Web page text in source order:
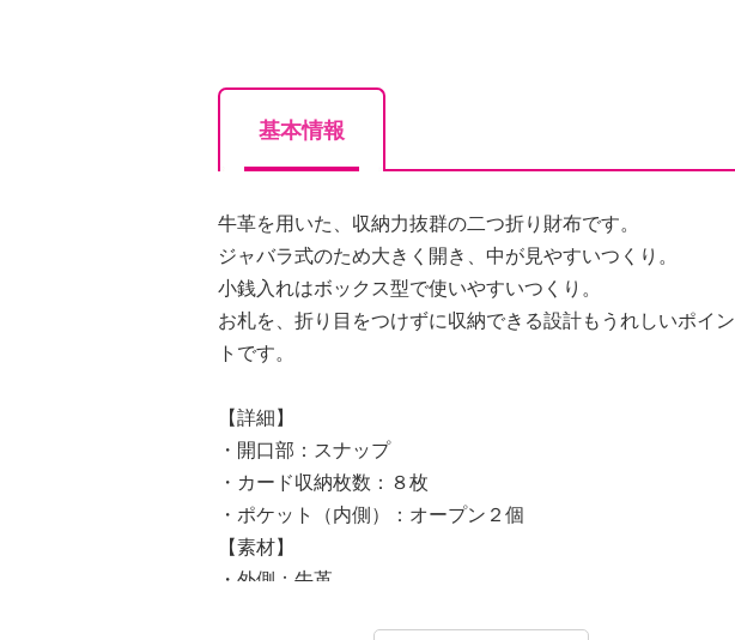
基本情報
牛革を用いた、収納力抜群の二つ折り財布です。
ジャバラ式のため大きく開き、中が見やすいつくり。
小銭入れはボックス型で使いやすいつくり。
お札を、折り目をつけずに収納できる設計もうれしいポイン
トです。
【詳細】
・開口部：スナップ
・カード収納枚数：８枚
・ポケット（内側）：オープン２個
【素材】
・外側：牛革